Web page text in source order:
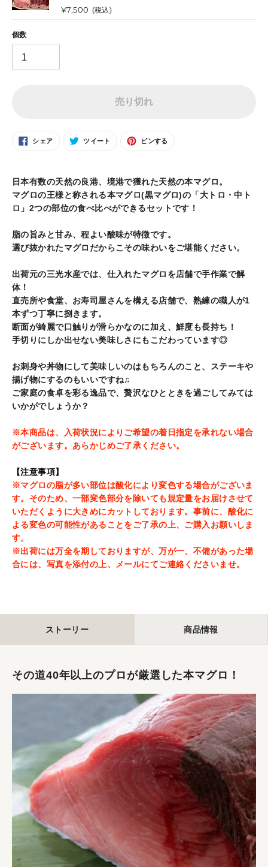
通
¥7,500 (税込)
個数
売り切れ
シェアFACEBOOKツイート
TWITTER
ピンする
ー
に
品
を
加
す
る
日本有数の天然の良港、境港で獲れた天然の本マグロ。
マグロの王様と称される本マグロ(黒マグロ)の「大トロ・中ト
ロ」2つの部位の食べ比べができるセットです！
脂の旨みと甘み、程よい酸味が特徴です。
選び抜かれたマグロだからこその味わいをご堪能ください。
出荷元の三光水産では、仕入れたマグロを店舗で手作業で解
体！
直売所や食堂、お寿司屋さんを構える店舗で、熟練の職人が1
本ずつ丁寧に捌きます。
断面が綺麗で口触りが滑らかなのに加え、鮮度も長持ち！
手切りにしか出せない美味しさにもこだわっています◎
お刺身や丼物にして美味しいのはもちろんのこと、ステーキや
揚げ物にするのもいいですね♫
ご家庭の食卓を彩る逸品で、贅沢なひとときを過ごしてみては
いかがでしょうか？
※本商品は、入荷状況によりご希望の着日指定を承れない場合
がございます。あらかじめご了承ください。
【注意事項】
※マグロの脂が多い部位は酸化により変色する場合がございま
す。そのため、一部変色部分を除いても規定量をお届けさせて
いただくように大きめにカットしております。事前に、酸化に
よる変色の可能性があることをご了承の上、ご購入お願いしま
す。
※出荷には万全を期しておりますが、万が一、不備があった場
合には、写真を添付の上、メールにてご連絡くださいませ。
ストーリー 商品情報
その道40年以上のプロが厳選した本マグロ！